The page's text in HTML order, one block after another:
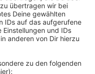
treffen die
gegen viertel vor
nach Essen. Die
der traditionellen
Kreis Mettmann geht
Etappe.